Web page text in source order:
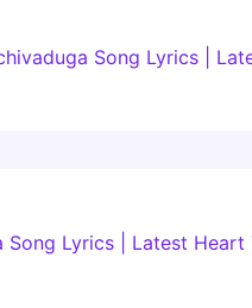
Song Lyrics |
Song Lyrics | Latest